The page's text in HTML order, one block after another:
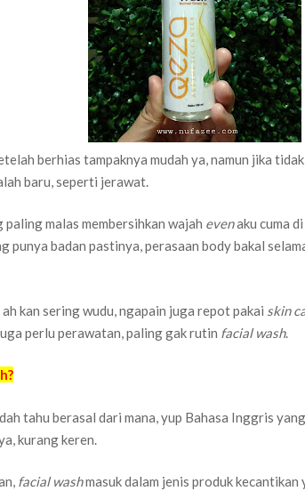
berhias tampaknya mudah ya, namun jika
baru, seperti jerawat.
paling malas membersihkan wajah evenaku cuma
punya badan pastinya, perasaan body bakal
kan sering wudu, ngapain juga repot pakai skin
perlu perawatan, paling gak rutin facial wash.
tahu berasal dari mana, yup Bahasa Inggris
kurang keren.
facial washmasuk dalam jenis produk